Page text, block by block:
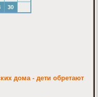
30
дома - дети обретают